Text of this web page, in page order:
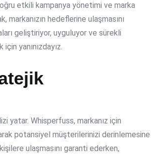
etkili kampanya yönetimi ve marka
markanızın hedeflerine ulaşmasını
geliştiriyor, uyguluyor ve sürekli
yanınızdayız.
yatar. Whisperfuss, markanız için
potansiyel müşterilerinizi derinlemesine
ulaşmasını garanti ederken,